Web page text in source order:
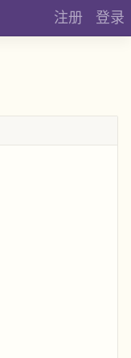
注册 登录